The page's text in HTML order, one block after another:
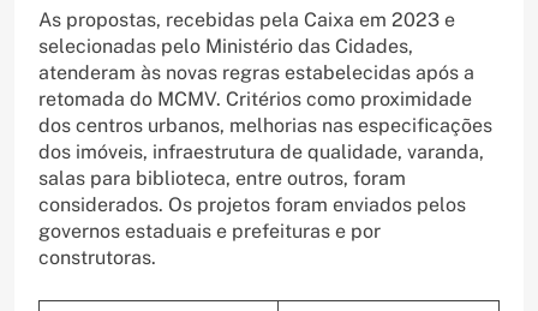
As propostas, recebidas pela Caixa em 2023 e
selecionadas pelo Ministério das Cidades,
atenderam às novas regras estabelecidas após a
retomada do MCMV. Critérios como proximidade
dos centros urbanos, melhorias nas especificações
dos imóveis, infraestrutura de qualidade, varanda,
salas para biblioteca, entre outros, foram
considerados. Os projetos foram enviados pelos
governos estaduais e prefeituras e por
construtoras.